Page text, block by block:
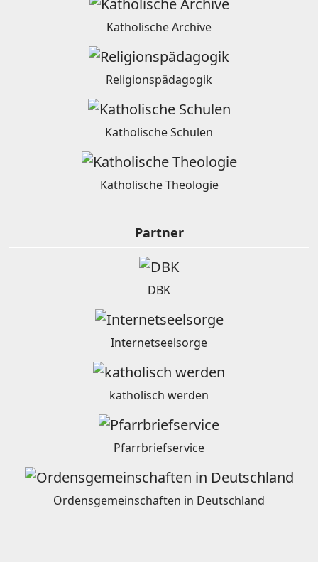
Katholische Archive
Religionspädagogik
Katholische Schulen
Katholische Theologie
Partner
DBK
Internetseelsorge
katholisch werden
Pfarrbriefservice
Ordensgemeinschaften in Deutschland